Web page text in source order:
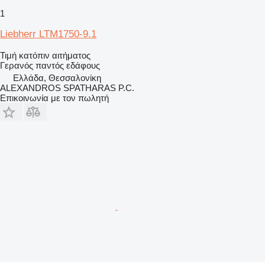
1
Liebherr LTM1750-9.1
Τιμή κατόπιν αιτήματος
Γερανός παντός εδάφους
Ελλάδα, Θεσσαλονίκη
ALEXANDROS SPATHARAS P.C.
Επικοινωνία με τον πωλητή